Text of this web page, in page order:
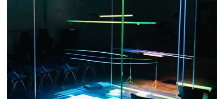
In der vielfältigen Musikszene
Nordrhein-Westfalens
unterstützt die Kunststiftung
NRW künstlerische
Positionen und